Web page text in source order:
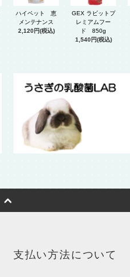
ハイペット 恵
メンテナンス
2,120円(税込)
GEX ラビットプ
レミアムフー
ド 850g
1,540円(税込)
支払い方法について